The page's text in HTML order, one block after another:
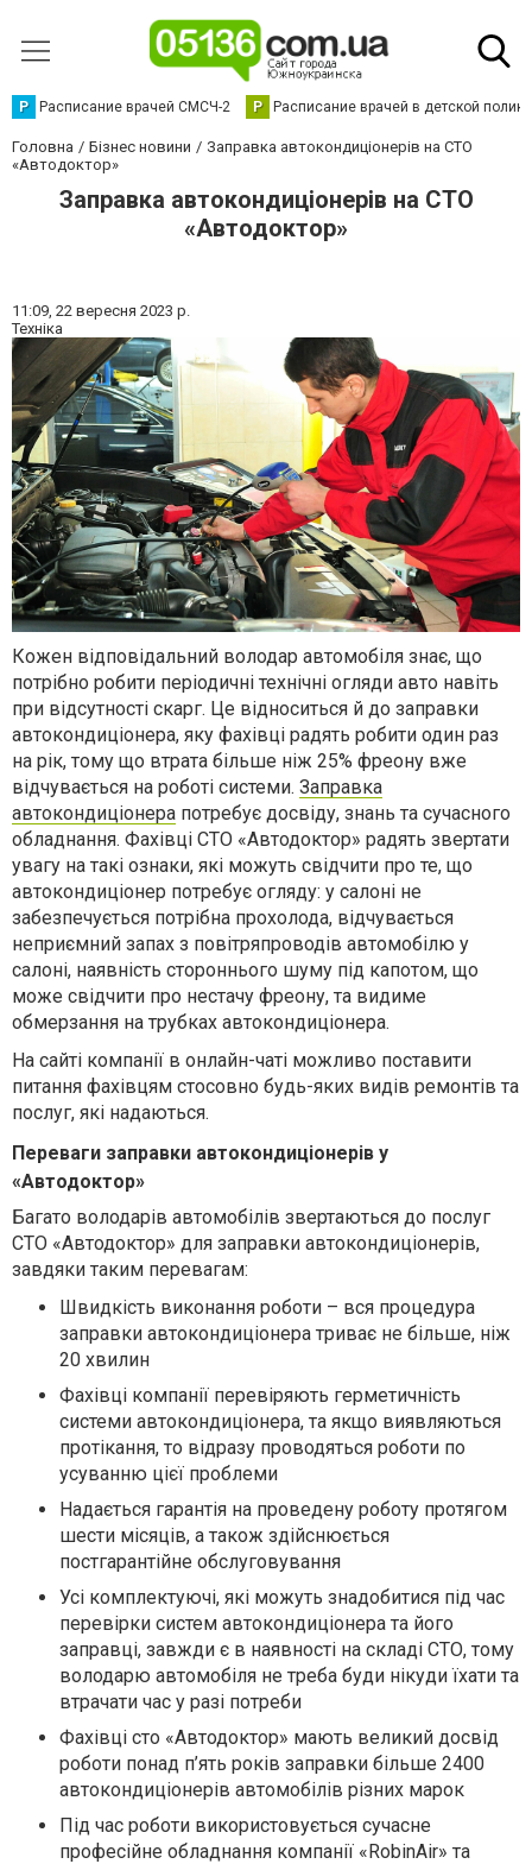
Р Расписание врачей СМСЧ-2 Р Расписание врачей в детской
Головна Бізнес новини
Заправка автокондиціонерів на СТО
«Автодоктор»
Заправка автокондиціонерів на СТО
«Автодоктор»
11:09, 22 вересня 2023 р.
Техніка
Кожен відповідальний володар автомобіля знає, що
потрібно робити періодичні технічні огляди авто навіть
при відсутності скарг. Це відноситься й до заправки
автокондиціонера, яку фахівці радять робити один раз
на рік, тому що втрата більше ніж 25% фреону вже
відчувається на роботі системи. Заправка
автокондиціонера потребує досвіду, знань та сучасного
обладнання. Фахівці СТО «Автодоктор» радять звертати
увагу на такі ознаки, які можуть свідчити про те, що
автокондиціонер потребує огляду: у салоні не
забезпечується потрібна прохолода, відчувається
неприємний запах з повітряпроводів автомобілю у
салоні, наявність стороннього шуму під капотом, що
може свідчити про нестачу фреону, та видиме
обмерзання на трубках автокондиціонера.
На сайті компанії в онлайн-чаті можливо поставити
питання фахівцям стосовно будь-яких видів ремонтів та
послуг, які надаються.
Переваги заправки автокондиціонерів у
«Автодоктор»
Багато володарів автомобілів звертаються до послуг
СТО «Автодоктор» для заправки автокондиціонерів,
завдяки таким перевагам:
Швидкість виконання роботи – вся процедура
заправки автокондиціонера триває не більше, ніж
20 хвилин
Фахівці компанії перевіряють герметичність
системи автокондиціонера, та якщо виявляються
протікання, то відразу проводяться роботи по
усуванню цієї проблеми
Надається гарантія на проведену роботу протягом
шести місяців, а також здійснюється
постгарантійне обслуговування
Усі комплектуючі, які можуть знадобитися під час
перевірки систем автокондиціонера та його
заправці, завжди є в наявності на складі СТО, тому
володарю автомобіля не треба буди нікуди їхати та
втрачати час у разі потреби
Фахівці сто «Автодоктор» мають великий досвід
роботи понад п’ять років заправки більше 2400
автокондиціонерів автомобілів різних марок
Під час роботи використовується сучасне
професійне обладнання компанії «RobinAir» та